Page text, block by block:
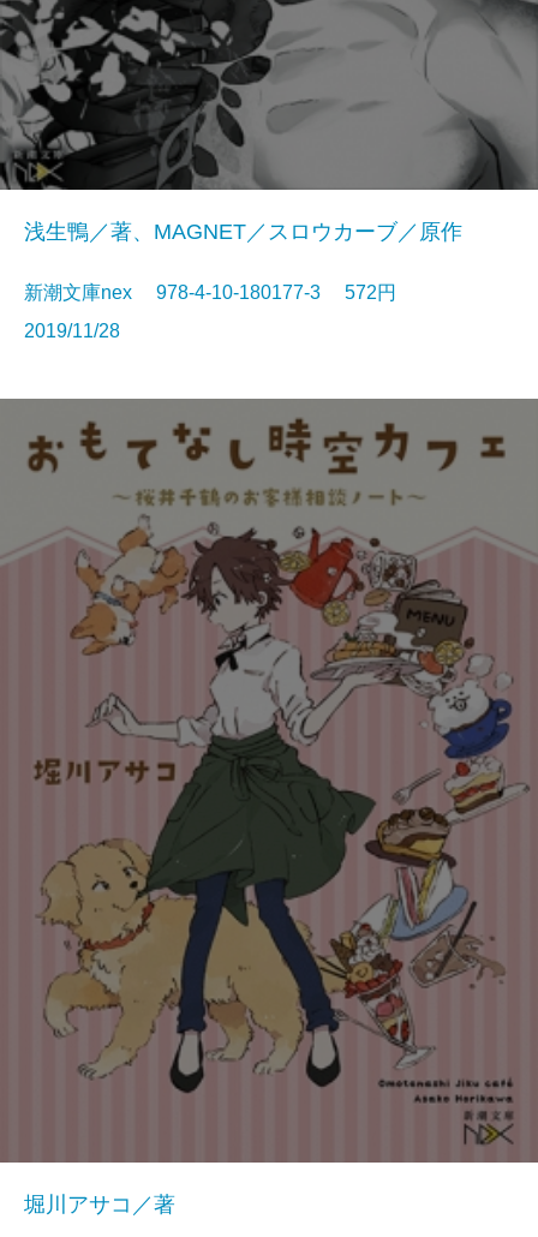
浅生鴨／著、MAGNET／スロウカーブ／原作
新潮文庫nex 978-4-10-180177-3 572円
2019/11/28
堀川アサコ／著